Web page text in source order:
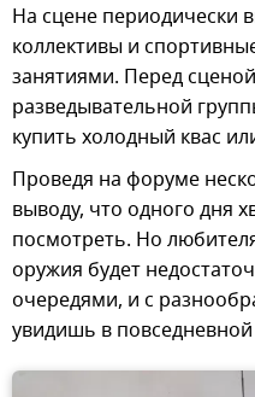
На сцене периодически
коллективы и
занятиями. Перед
разведывательной
купить холодный квас
Проведя на форуме
выводу, что одного дня
посмотреть. Но
оружия будет
очередями, и с
увидишь в